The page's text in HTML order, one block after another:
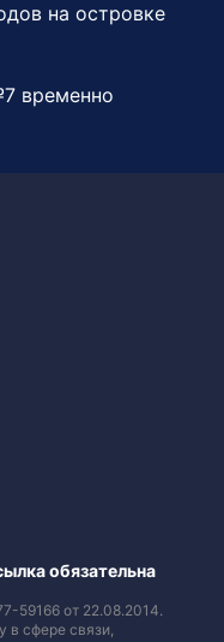
на островке
временно
обязательна
59166 от 22.08.2014.
в сфере связи,